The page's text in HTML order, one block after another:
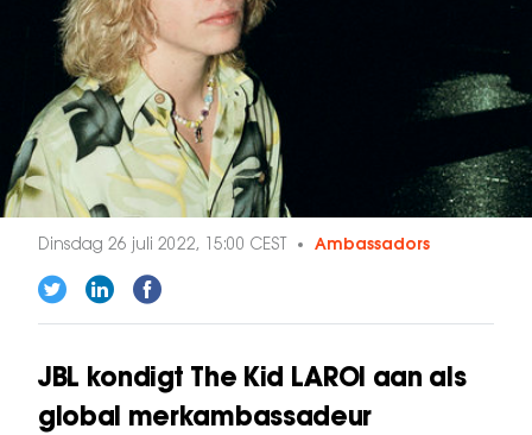
Dinsdag 26 juli 2022, 15:00 CEST Ambassadors
JBL kondigt The Kid LAROI aan als
global merkambassadeur